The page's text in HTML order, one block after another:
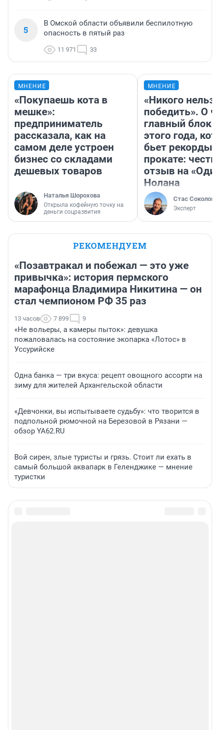
5
В Омской области объявили беспилотную
опасность в пятый раз
11 971 33
МНЕНИЕ
«Покупаешь кота в
мешке»:
предприниматель
рассказала, как на
самом деле устроен
бизнес со складами
дешевых товаров
Наталья Шорохова
Открыла кофейную точку на
деньги соцразвития
МНЕНИЕ
«Никого нельзя
победить». О
главный
этого года,
бьет рекорды в
прокате:
отзыв на
Нолана
Стас Соколов
Эксперт
РЕКОМЕНДУЕМ
«Позавтракал и побежал — это уже
привычка»: история пермского
марафонца Владимира Никитина — он
стал чемпионом РФ 35 раз
13 часов 7 899 9
«Не вольеры, а камеры пыток»: девушка
пожаловалась на состояние экопарка «Лотос» в
Уссурийске
Одна банка — три вкуса: рецепт овощного ассорти на
зиму для жителей Архангельской области
«Девчонки, вы испытываете судьбу»: что творится в
подпольной рюмочной на Березовой в Рязани —
обзор YA62.RU
Вой сирен, злые туристы и грязь. Стоит ли ехать в
самый большой аквапарк в Геленджике — мнение
туристки